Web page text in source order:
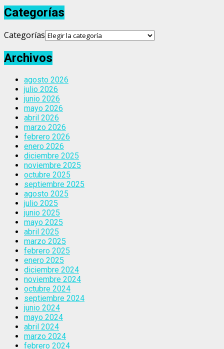
Categorías
Categorías
Archivos
agosto 2026
julio 2026
junio 2026
mayo 2026
abril 2026
marzo 2026
febrero 2026
enero 2026
diciembre 2025
noviembre 2025
octubre 2025
septiembre 2025
agosto 2025
julio 2025
junio 2025
mayo 2025
abril 2025
marzo 2025
febrero 2025
enero 2025
diciembre 2024
noviembre 2024
octubre 2024
septiembre 2024
junio 2024
mayo 2024
abril 2024
marzo 2024
febrero 2024